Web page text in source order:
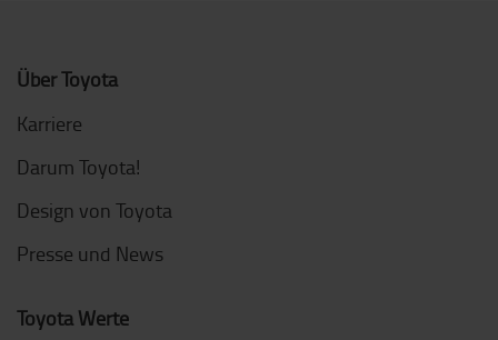
Über Toyota
Karriere
Darum Toyota!
Design von Toyota
Presse und News
Toyota Werte